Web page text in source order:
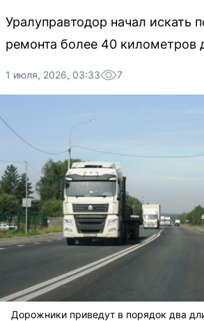
Уралуправтодор начал искать
ремонта более 40 километров
1 июля, 2026, 03:33 7
Дорожники приведут в порядок два